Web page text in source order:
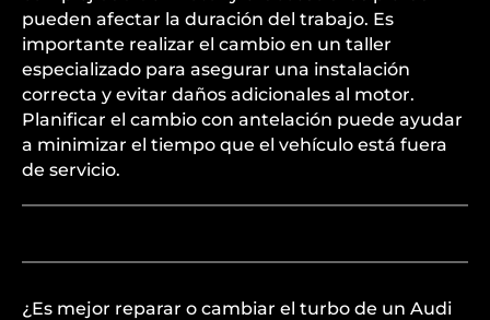
pueden afectar la duración del trabajo. Es
importante realizar el cambio en un taller
especializado para asegurar una instalación
correcta y evitar daños adicionales al motor.
Planificar el cambio con antelación puede ayudar
a minimizar el tiempo que el vehículo está fuera
de servicio.
¿Es mejor reparar o cambiar el turbo de un Audi